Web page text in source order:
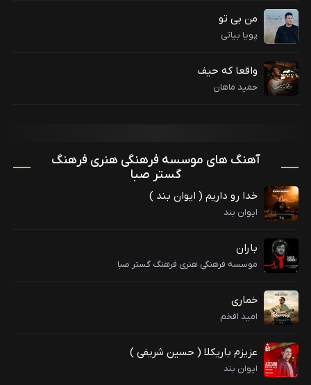
من بی تو
پویا بیاتی
واقعا که حیف
حمید ماهان
آهنگ های موسسه فرهنگی هنری فرهنگ
گستر صبا
خدا رو داریم ( ایوان بند )
ایوان بند
باران
موسسه فرهنگی هنری فرهنگ گستر صبا
خماری
امید افخم
عزیزم باریکلا ( حسین شریفی )
ایوان بند